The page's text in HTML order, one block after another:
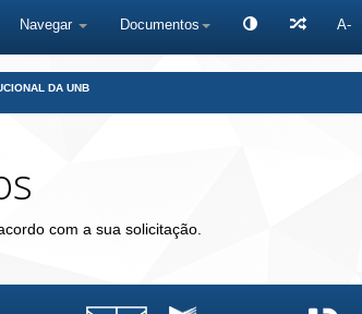
Navegar Documentos A-
DA UNB
com a sua solicitação.